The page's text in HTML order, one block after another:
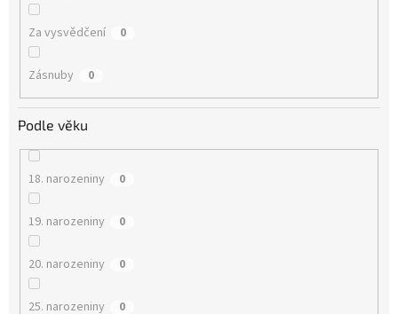
Za vysvědčení 0
Zásnuby 0
Podle věku
18. narozeniny 0
19. narozeniny 0
20. narozeniny 0
25. narozeniny 0